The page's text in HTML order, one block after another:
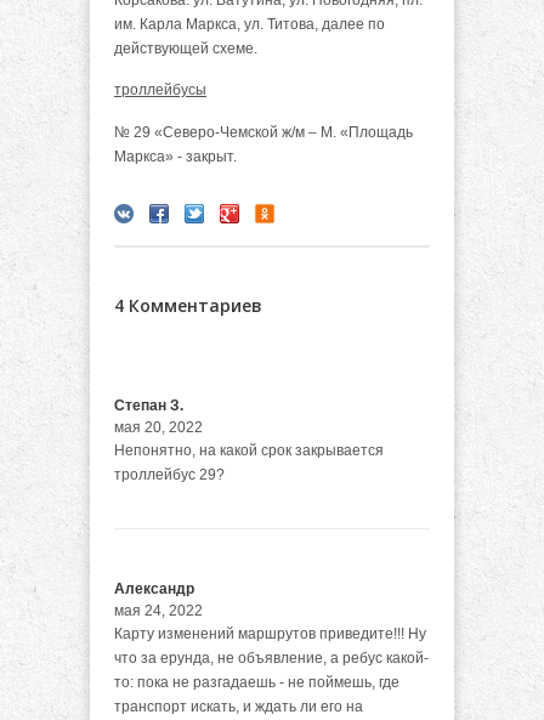
им. Карла Маркса, ул. Титова, далее по
действующей схеме.
троллейбусы
№ 29 «Северо-Чемской ж/м – М. «Площадь
Маркса» - закрыт.
4 Комментариев
Степан З.
мая 20, 2022
Непонятно, на какой срок закрывается
троллейбус 29?
Александр
мая 24, 2022
Карту изменений маршрутов приведите!!! Ну
что за ерунда, не объявление, а ребус какой-
то: пока не разгадаешь - не поймешь, где
транспорт искать, и ждать ли его на